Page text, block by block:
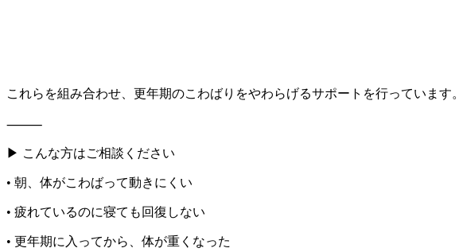
これらを組み合わせ、更年期のこわばりをやわらげるサポートを行っています。
⸻
▶ こんな方はご相談ください
• 朝、体がこわばって動きにくい
• 疲れているのに寝ても回復しない
• 更年期に入ってから、体が重くなった